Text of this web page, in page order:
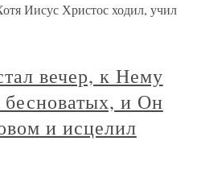
Иисус Христос ходил, учил
вечер, к Нему
и Он
и исцелил